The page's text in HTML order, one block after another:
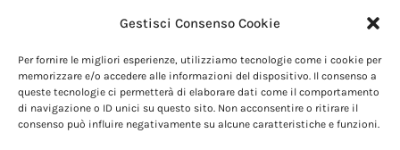
Gestisci Consenso Cookie
Per fornire le migliori esperienze, utilizziamo tecnologie come i cookie per
memorizzare e/o accedere alle informazioni del dispositivo. Il consenso a
queste tecnologie ci permetterà di elaborare dati come il comportamento
di navigazione o ID unici su questo sito. Non acconsentire o ritirare il
consenso può influire negativamente su alcune caratteristiche e funzioni.
Glossario DOP IGP
Marchi DOP IGP
Normativa prodotti DOP IGP
Consorzi di Tutela
Farm To Fork e prodotti DOP IGP